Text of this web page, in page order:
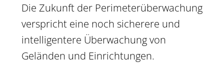
Die Zukunft der Perimeterüberwachung
verspricht eine noch sicherere und
intelligentere Überwachung von
Geländen und Einrichtungen.